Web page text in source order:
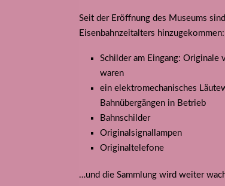
Seit der Eröffnung des Museums
Eisenbahnzeitalters hinzugekommen:
Schilder am Eingang:
waren
ein elektromechanisches
Bahnübergängen in Betrieb
Bahnschilder
Originalsignallampen
Originaltelefone
…und die Sammlung wird weiter